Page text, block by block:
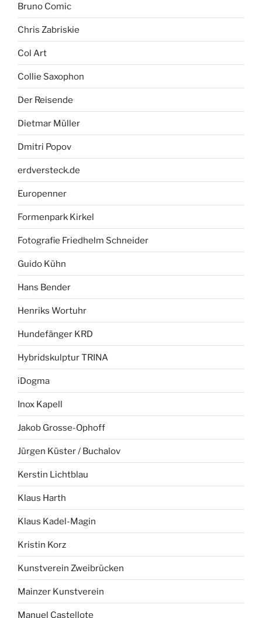
Bruno Comic
Chris Zabriskie
Col Art
Collie Saxophon
Der Reisende
Dietmar Müller
Dmitri Popov
erdversteck.de
Europenner
Formenpark Kirkel
Fotografie Friedhelm Schneider
Guido Kühn
Hans Bender
Henriks Wortuhr
Hundefänger KRD
Hybridskulptur TRINA
iDogma
Inox Kapell
Jakob Grosse-Ophoff
Jürgen Küster / Buchalov
Kerstin Lichtblau
Klaus Harth
Klaus Kadel-Magin
Kristin Korz
Kunstverein Zweibrücken
Mainzer Kunstverein
Manuel Castellote